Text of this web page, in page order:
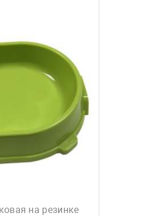
на резинке